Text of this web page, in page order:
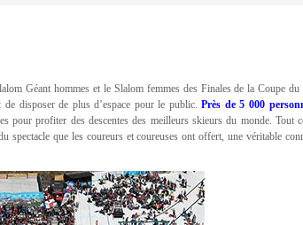
Géant hommes et le Slalom femmes des Finales de la Coupe
de disposer de plus d’espace pour le public.Près de 5 000
pour profiter des descentes des meilleurs skieurs du monde. Tout
que les coureurs et coureuses ont offert, une véritable